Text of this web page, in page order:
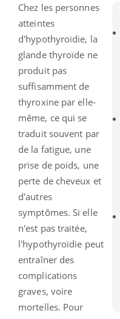
Chez les personnes
atteintes
d'hypothyroïdie, la
glande thyroïde ne
produit pas
suffisamment de
thyroxine par elle-
même, ce qui se
traduit souvent par
de la fatigue, une
prise de poids, une
perte de cheveux et
d'autres
symptômes. Si elle
n'est pas traitée,
l'hypothyroïdie peut
entraîner des
complications
graves, voire
mortelles. Pour